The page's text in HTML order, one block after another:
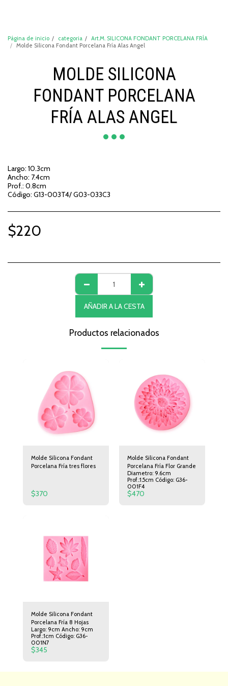
Página de inicio categoria
Art.M. SILICONA FONDANT PORCELANA FRÍA
Molde Silicona Fondant Porcelana Fría Alas Angel
MOLDE SILICONA
FONDANT PORCELANA
FRÍA ALAS ANGEL
Largo: 10.3cm
Ancho: 7.4cm
Prof.: 0.8cm
Código: G13-003T4/ G03-033C3
$220
AÑADIR A LA CESTA
Productos relacionados
Molde Silicona Fondant
Porcelana Fría tres flores
$370
Molde Silicona Fondant
Porcelana Fría Flor Grande
Diametro: 9.6cm
Prof.:1.5cm Código: G36-
001F4
$470
Molde Silicona Fondant
Porcelana Fría 8 Hojas
Largo: 9cm Ancho: 9cm
Prof.:1cm Código: G36-
001N7
$345